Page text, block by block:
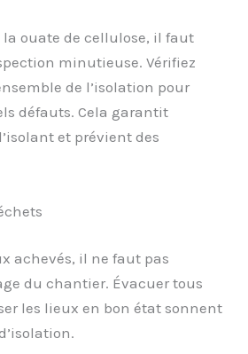
la ouate de cellulose, il faut
minutieuse. Vérifiez
de l’isolation pour
défauts. Cela garantit
et prévient des
achevés, il ne faut pas
du chantier. Évacuer tous
les lieux en bon état sonnent